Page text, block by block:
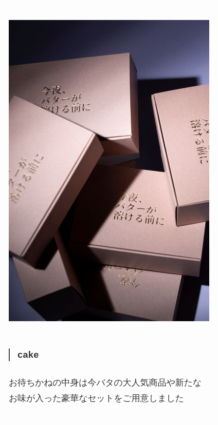
cake
お待ちかねの中身は今バタの大人気商品や新たな
お味が入った豪華なセットをご用意しました